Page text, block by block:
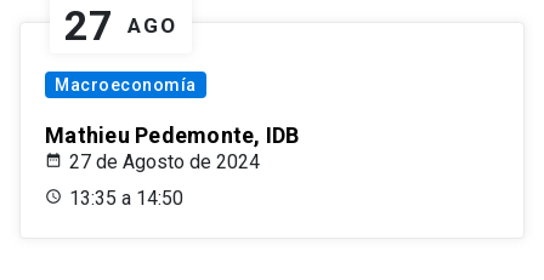
27 AGO
Macroeconomía
Mathieu Pedemonte, IDB
27 de Agosto de 2024
13:35 a 14:50